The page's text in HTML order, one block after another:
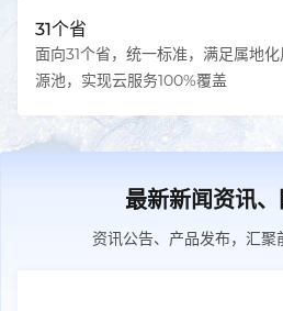
31个省
面向31个省，统一标准，满足属地
源池，实现云服务100%覆盖
最新新闻资讯
资讯公告、产品发布，汇聚